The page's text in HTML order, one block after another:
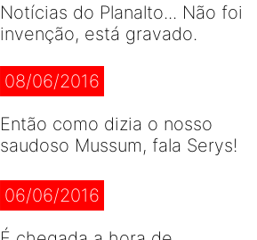
Notícias do Planalto... Não foi
invenção, está gravado.
08/06/2016
Então como dizia o nosso
saudoso Mussum, fala Serys!
06/06/2016